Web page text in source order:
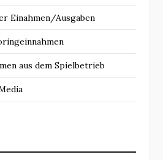
Einahmen/Ausgaben
aus dem Spielbetrieb